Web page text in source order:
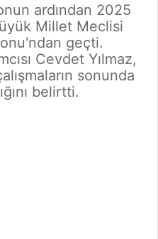
ardından 2025
Millet Meclisi
geçti.
Cevdet Yılmaz,
sonunda
belirtti.